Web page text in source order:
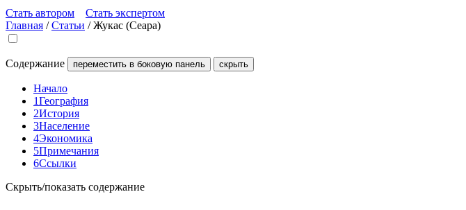
Стать автором
Стать экспертом
Главная /Статьи /Жукас (Сеара)
Содержание переместить в боковую панель скрыть
Начало
1География
2История
3Население
4Экономика
5Примечания
6Ссылки
Скрыть/показать содержание